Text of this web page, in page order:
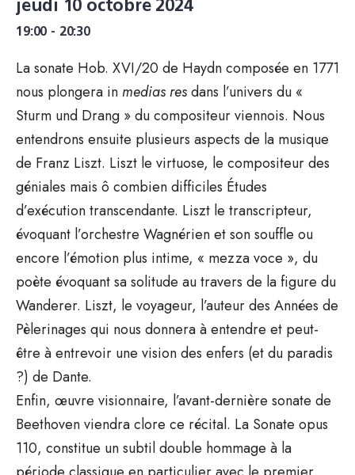
jeudi 10 octobre 2024
19:00 - 20:30
La sonate Hob. XVI/20 de Haydn composée en 1771
nous plongera inmedias resdans l’univers du «
Sturm und Drang » du compositeur viennois. Nous
entendrons ensuite plusieurs aspects de la musique
de Franz Liszt. Liszt le virtuose, le compositeur des
géniales mais ô combien difficiles Études
d’exécution transcendante. Liszt le transcripteur,
évoquant l’orchestre Wagnérien et son souffle ou
encore l’émotion plus intime, « mezza voce », du
poète évoquant sa solitude au travers de la figure du
Wanderer. Liszt, le voyageur, l’auteur des Années de
Pèlerinages qui nous donnera à entendre et peut-
être à entrevoir une vision des enfers (et du paradis
?) de Dante.
Enfin, œuvre visionnaire, l’avant-dernière sonate de
Beethoven viendra clore ce récital. La Sonate opus
110, constitue un subtil double hommage à la